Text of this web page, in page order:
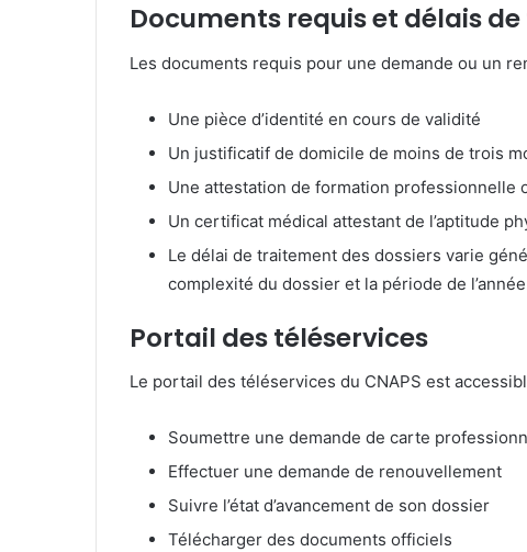
Documents requis et délais
Les documents requis pour une demande ou un
Une pièce d’identité en cours de validité
Un justificatif de domicile de moins de trois
Une attestation de formation professionnelle
Un certificat médical attestant de l’aptitude
Le délai de traitement des dossiers varie
complexité du dossier et la période de
Portail des téléservices
Le portail des téléservices du CNAPS est
Soumettre une demande de carte
Effectuer une demande de renouvellement
Suivre l’état d’avancement de son dossier
Télécharger des documents officiels